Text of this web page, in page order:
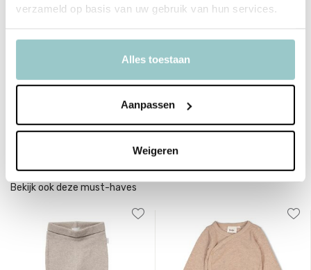
verzameld op basis van uw gebruik van hun services.
Alles toestaan
Aanpassen
Weigeren
SKU 1245013-2757
All Time Favourites
Model Solid
Bekijk ook deze must-haves